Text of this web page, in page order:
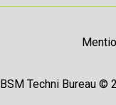
BSM Techni Bureau ©